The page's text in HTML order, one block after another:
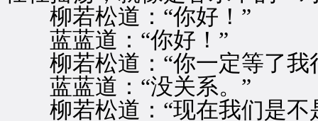
柳若松道：“你好！”
蓝蓝道：“你好！”
柳若松道：“你一定等了我
蓝蓝道：“没关系。”
柳若松道：“现在我们是不